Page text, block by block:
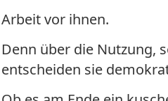
Arbeit vor ihnen.
Denn über die Nutzung,
entscheiden sie